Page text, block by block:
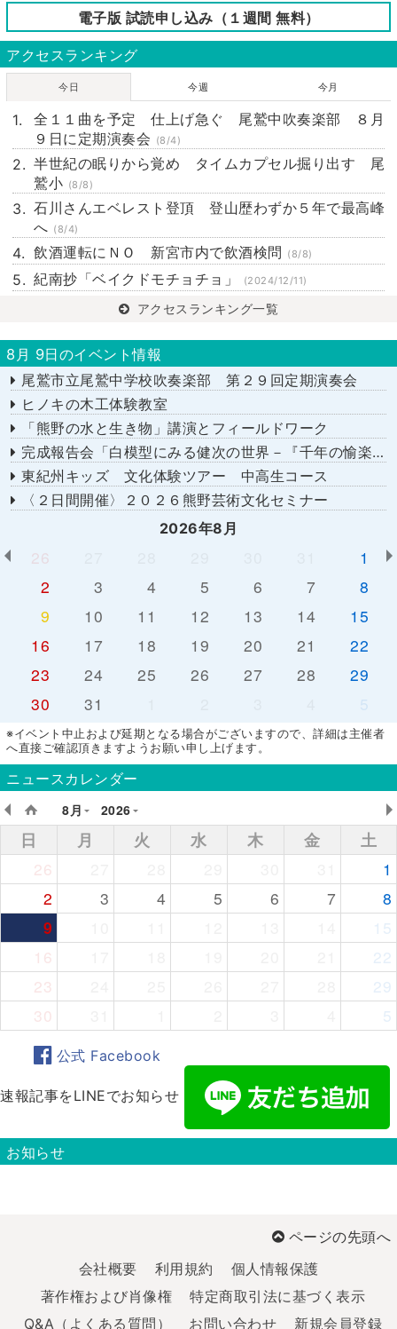
電子版 試読申し込み（１週間 無料）
アクセスランキング
今日 今週 今月
全１１曲を予定 仕上げ急ぐ 尾鷲中吹奏楽部 ８月
９日に定期演奏会 (8/4)
半世紀の眠りから覚め タイムカプセル掘り出す 尾
鷲小 (8/8)
石川さんエベレスト登頂 登山歴わずか５年で最高峰
へ (8/4)
飲酒運転にＮＯ 新宮市内で飲酒検問 (8/8)
紀南抄「ベイクドモチョチョ」 (2024/12/11)
アクセスランキング一覧
8月 9日のイベント情報
尾鷲市立尾鷲中学校吹奏楽部 第２９回定期演奏会
ヒノキの木工体験教室
「熊野の水と生き物」講演とフィールドワーク
完成報告会「白模型にみる健次の世界－『千年の愉楽』『奇蹟』より－」
東紀州キッズ 文化体験ツアー 中高生コース
〈２日間開催〉２０２６熊野芸術文化セミナー
2026年8月
26
1
2
3 4 5 6 7
8
9
10 11 12 13 14
15
16
17 18 19 20 21
22
23
24 25 26 27 28
29
30
31 5
※イベント中止および延期となる場合がございますので、詳細は主催者
へ直接ご確認頂きますようお願い申し上げます。
ニュースカレンダー
8月
2026
日 月 火 水 木 金
土
26
1
2
3 4 5 6 7
8
9
15
16
22
23
29
30
5
公式 Facebook
速報記事をLINEでお知らせ
お知らせ
ページの先頭へ
会社概要
利用規約
個人情報保護
著作権および肖像権
特定商取引法に基づく表示
Q&A（よくある質問）
お問い合わせ 新規会員登録